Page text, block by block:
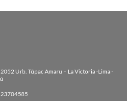
Urb. Túpac Amaru – La Victoria -Lima -